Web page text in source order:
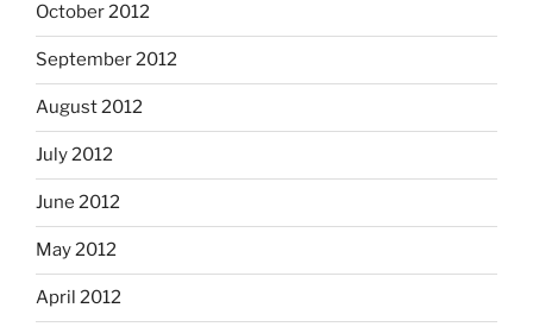
October 2012
September 2012
August 2012
July 2012
June 2012
May 2012
April 2012